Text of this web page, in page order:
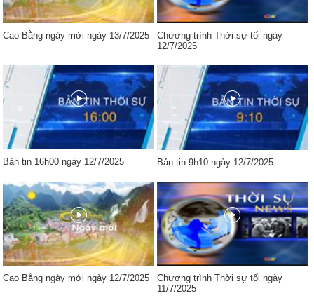
Cao Bằng ngày mới ngày 13/7/2025
Chương trình Thời sự tối ngày
12/7/2025
Bản tin 16h00 ngày 12/7/2025 Bản tin 9h10 ngày 12/7/2025
Cao Bằng ngày mới ngày 12/7/2025
Chương trình Thời sự tối ngày
11/7/2025